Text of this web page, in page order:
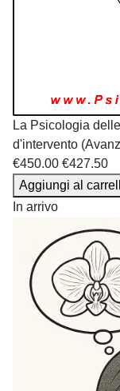
La Psicologia
d'intervento
€450.00 €427.50
Aggiungi al
In arrivo